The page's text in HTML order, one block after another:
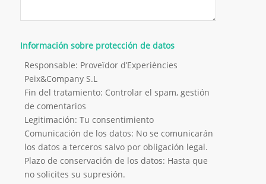
Información sobre protección de datos
Responsable: Proveïdor d’Experiències
Peix&Company S.L
Fin del tratamiento: Controlar el spam, gestión
de comentarios
Legitimación: Tu consentimiento
Comunicación de los datos: No se comunicarán
los datos a terceros salvo por obligación legal.
Plazo de conservación de los datos: Hasta que
no solicites su supresión.